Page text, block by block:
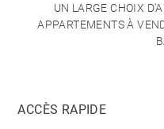
UN LARGE CHOIX
APPARTEMENTS À
ACCÈS RAPIDE